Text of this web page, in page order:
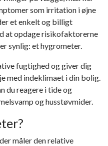
som irritation i øjne
et enkelt og billigt
at opdage risikofaktorerne
synlig: et hygrometer.
fugtighed og giver dig
med indeklimaet i din bolig.
du reagere i tide og
og husstøvmider.
måler den relative